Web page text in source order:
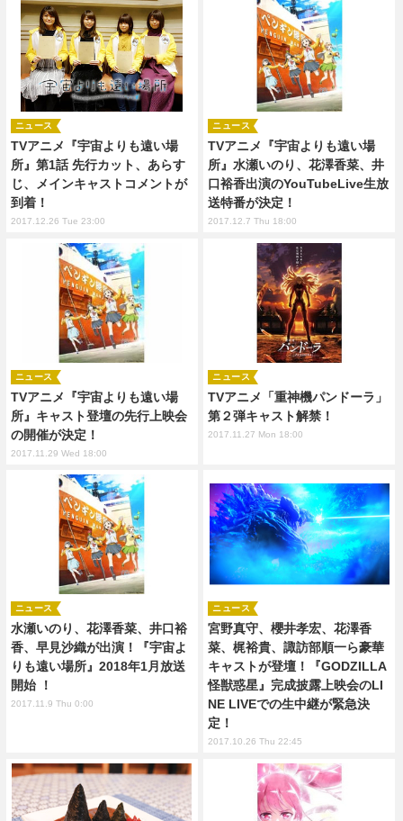
TVアニメ『宇宙よりも遠い場
所』第1話 先行カット、あらす
じ、メインキャストコメントが
到着！
ニュース
2017.12.26 Tue 23:00
TVアニメ『宇宙よりも遠い場
所』水瀬いのり、花澤香菜、井
口裕香出演のYouTubeLive生放
送特番が決定！
ニュース
2017.12.7 Thu 18:00
TVアニメ『宇宙よりも遠い場
所』キャスト登壇の先行上映会
の開催が決定！
ニュース
2017.11.29 Wed 18:00
TVアニメ「重神機パンドーラ」
第２弾キャスト解禁！
ニュース
2017.11.27 Mon 18:00
水瀬いのり、花澤香菜、井口裕
香、早見沙織が出演！『宇宙よ
りも遠い場所』2018年1月放送
開始 ！
ニュース
2017.11.9 Thu 0:00
宮野真守、櫻井孝宏、花澤香
菜、梶裕貴、諏訪部順一ら豪華
キャストが登壇！『GODZILLA
怪獣惑星』完成披露上映会のLI
NE LIVEでの生中継が緊急決
定！
ニュース
2017.10.26 Thu 22:45